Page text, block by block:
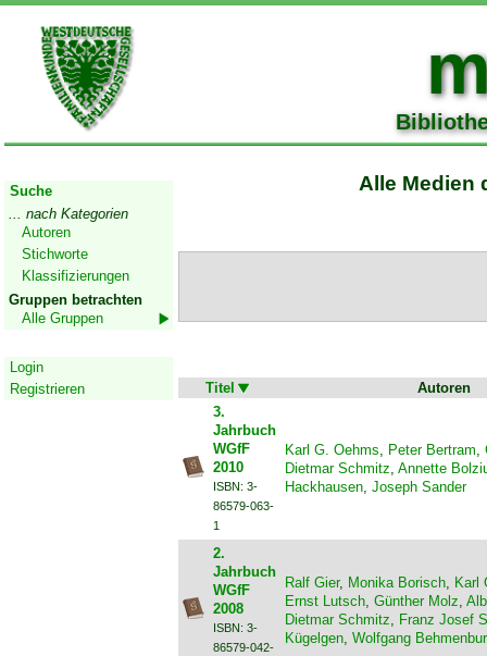
Suche
... nach Kategorien
Autoren
Stichworte
Klassifizierungen
Gruppen betrachten
Alle Gruppen
Login
Registrieren
Alle Medien
Titel
Autoren
3.
Jahrbuch
WGfF
2010
ISBN: 3-
86579-063-
1
Karl G. Oehms, Peter Bertram,
Dietmar Schmitz, Annette
Hackhausen, Joseph Sander
2.
Jahrbuch
WGfF
2008
ISBN: 3-
86579-042-
Ralf Gier, Monika Borisch, Karl
Ernst Lutsch, Günther Molz,
Dietmar Schmitz, Franz Josef
Kügelgen, Wolfgang